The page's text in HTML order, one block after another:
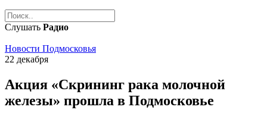
Слушать Радио
Новости Подмосковья
22 декабря
Акция «Скрининг рака молочной
железы» прошла в Подмосковье